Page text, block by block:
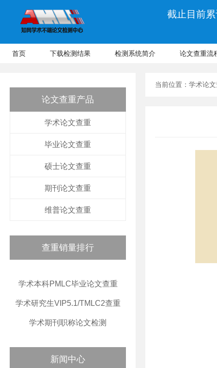
截止目前
首页 下载检测结果 检测系统简介 论文查重流
论文查重产品
学术论文查重
毕业论文查重
硕士论文查重
期刊论文查重
维普论文查重
查重销量排行
学术本科PMLC毕业论文查重
学术研究生VIP5.1/TMLC2查重
学术期刊职称论文检测
新闻中心
当前位置： 学术论